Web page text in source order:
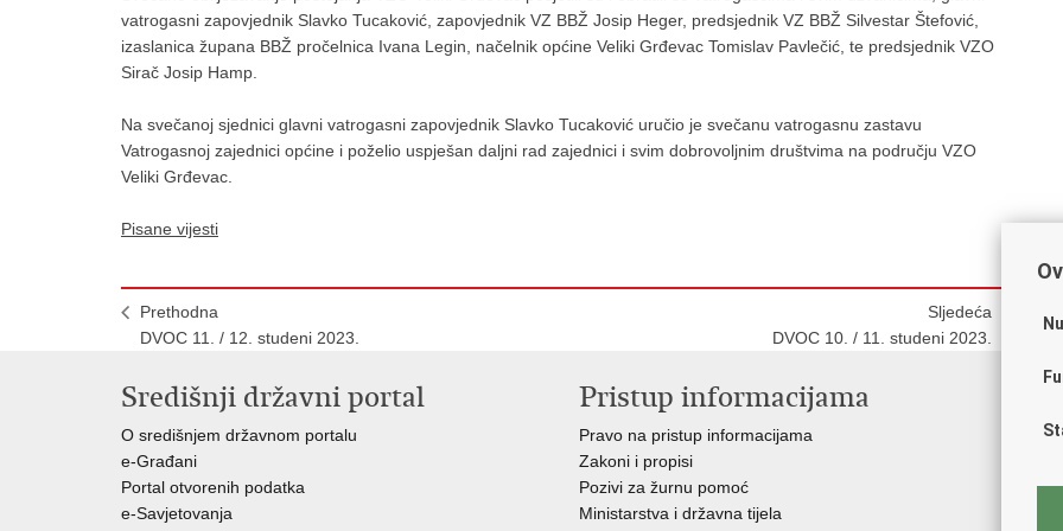
vatrogasni zapovjednik Slavko Tucaković, zapovjednik VZ BBŽ Josip Heger, predsjednik VZ BBŽ Silvestar Štefović,
izaslanica župana BBŽ pročelnica Ivana Legin, načelnik općine Veliki Grđevac Tomislav Pavlečić, te predsjednik VZO
Sirač Josip Hamp.
Na svečanoj sjednici glavni vatrogasni zapovjednik Slavko Tucaković uručio je svečanu vatrogasnu zastavu
Vatrogasnoj zajednici općine i poželio uspješan daljni rad zajednici i svim dobrovoljnim društvima na području VZO
Veliki Grđevac.
Pisane vijesti
Prethodna
DVOC 11. / 12. studeni 2023.
Sljedeća
DVOC 10. / 11. studeni 2023.
Središnji državni portal
O središnjem državnom portalu
e-Građani
Portal otvorenih podatka
e-Savjetovanja
Pristup informacijama
Pravo na pristup informacijama
Zakoni i propisi
Pozivi za žurnu pomoć
Ministarstva i državna tijela